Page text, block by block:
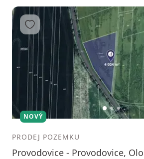
12 3
Přidat do oblíbených
NOVÝ
PRODEJ POZEMKU
Provodovice - Provodovice,